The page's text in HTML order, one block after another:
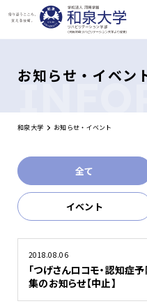
お知らせ・イベン
和泉大学 お知らせ・イベント
全て
イベント
2018.08.06
「つげさんロコモ・認知症
集のお知らせ【中止】